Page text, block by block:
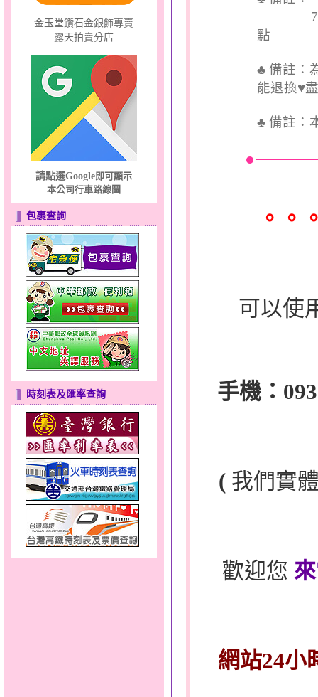
金玉堂鑽石金銀飾專賣
露天拍賣分店
請點選Google即可顯示
本公司行車路線圖
包裹查詢
時刻表及匯率查詢
7個工
點
♣ 備註：
能退換♥
♣ 備註：
。。
可以使
手機：
( 我們實
歡迎您
網站24小